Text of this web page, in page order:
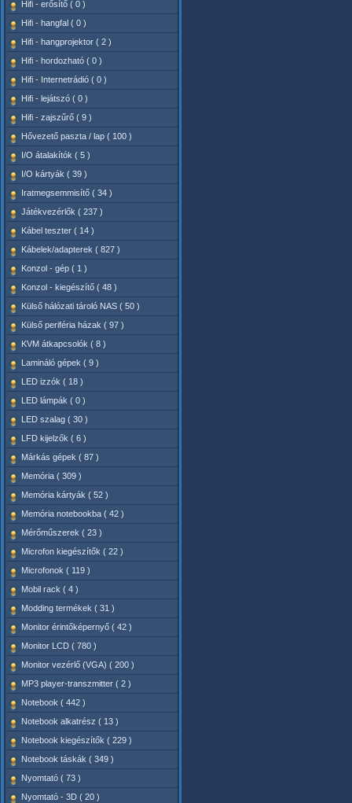
Hifi - erősítő ( 0 )
Hifi - hangfal ( 0 )
Hifi - hangprojektor ( 2 )
Hifi - hordozható ( 0 )
Hifi - Internetrádió ( 0 )
Hifi - lejátszó ( 0 )
Hifi - zajszűrő ( 9 )
Hővezető paszta / lap ( 100 )
I/O átalakítók ( 5 )
I/O kártyák ( 39 )
Iratmegsemmisítő ( 34 )
Játékvezérlők ( 237 )
Kábel teszter ( 14 )
Kábelek/adapterek ( 827 )
Konzol - gép ( 1 )
Konzol - kiegészítő ( 48 )
Külső hálózati tároló NAS ( 50 )
Külső periféria házak ( 97 )
KVM átkapcsolók ( 8 )
Lamináló gépek ( 9 )
LED izzók ( 18 )
LED lámpák ( 0 )
LED szalag ( 30 )
LFD kijelzők ( 6 )
Márkás gépek ( 87 )
Memória ( 309 )
Memória kártyák ( 52 )
Memória notebookba ( 42 )
Mérőműszerek ( 23 )
Microfon kiegészítők ( 22 )
Microfonok ( 119 )
Mobil rack ( 4 )
Modding termékek ( 31 )
Monitor érintőképernyő ( 42 )
Monitor LCD ( 780 )
Monitor vezérlő (VGA) ( 200 )
MP3 player-transzmitter ( 2 )
Notebook ( 442 )
Notebook alkatrész ( 13 )
Notebook kiegészítők ( 229 )
Notebook táskák ( 349 )
Nyomtató ( 73 )
Nyomtató - 3D ( 20 )